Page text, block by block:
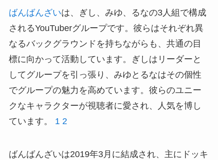
ばんばんざいは、ぎし、みゆ、るなの3人組で構成
されるYouTuberグループです。彼らはそれぞれ異
なるバックグラウンドを持ちながらも、共通の目
標に向かって活動しています。ぎしはリーダーと
してグループを引っ張り、みゆとるなはその個性
でグループの魅力を高めています。彼らのユニー
クなキャラクターが視聴者に愛され、人気を博し
ています。 1 2
ばんばんざいは2019年3月に結成され、主にドッキ